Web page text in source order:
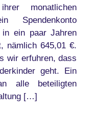
monatlichen
Spendenkonto
ein paar Jahren
nämlich 645,01 €.
wir erfuhren, dass
geht. Ein
alle beteiligten
[…]